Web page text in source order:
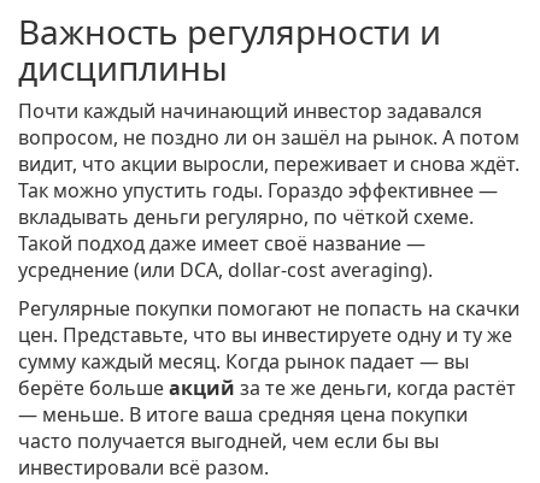
Важность регулярности и
дисциплины
Почти каждый начинающий инвестор задавался
вопросом, не поздно ли он зашёл на рынок. А потом
видит, что акции выросли, переживает и снова ждёт.
Так можно упустить годы. Гораздо эффективнее —
вкладывать деньги регулярно, по чёткой схеме.
Такой подход даже имеет своё название —
усреднение (или DCA, dollar-cost averaging).
Регулярные покупки помогают не попасть на скачки
цен. Представьте, что вы инвестируете одну и ту же
сумму каждый месяц. Когда рынок падает — вы
берёте большеакций за те же деньги, когда растёт
— меньше. В итоге ваша средняя цена покупки
часто получается выгодней, чем если бы вы
инвестировали всё разом.